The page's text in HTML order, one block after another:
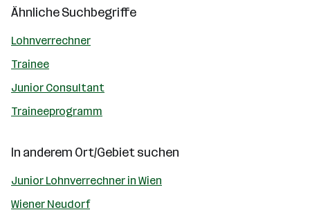
Ähnliche Suchbegriffe
Lohnverrechner
Trainee
Junior Consultant
Traineeprogramm
In anderem Ort/Gebiet suchen
Junior Lohnverrechner in Wien
Wiener Neudorf